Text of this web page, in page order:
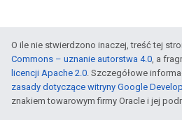
O ile nie stwierdzono inaczej, treść tej
Commons – uznanie autorstwa 4.0, a
licencji Apache 2.0. Szczegółowe
zasady dotyczące witryny Google
znakiem towarowym firmy Oracle i jej